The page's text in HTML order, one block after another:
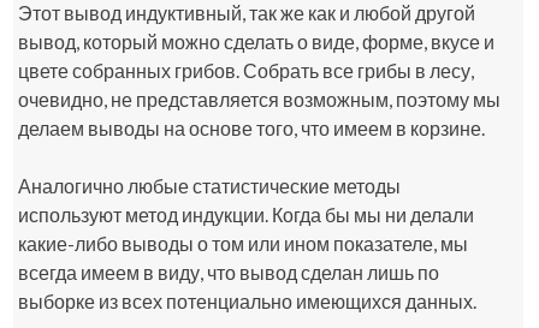
Этот вывод индуктивный, так же как и любой другой
вывод, который можно сделать о виде, форме, вкусе и
цвете собранных грибов. Собрать все грибы в лесу,
очевидно, не представляется возможным, поэтому мы
делаем выводы на основе того, что имеем в корзине.
Аналогично любые статистические методы
используют метод индукции. Когда бы мы ни делали
какие-либо выводы о том или ином показателе, мы
всегда имеем в виду, что вывод сделан лишь по
выборке из всех потенциально имеющихся данных.